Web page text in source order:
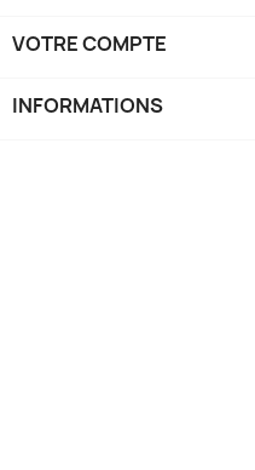
VOTRE COMPTE
INFORMATIONS